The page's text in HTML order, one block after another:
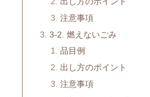
注意事項
3-2. 燃えないごみ
品目例
出し方のポイント
注意事項